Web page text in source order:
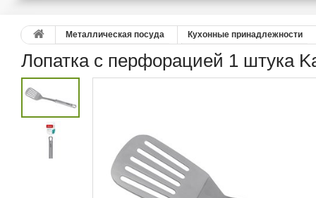
Металлическая посуда Кухонные принадлежности
Лопатка с перфорацией 1 штука